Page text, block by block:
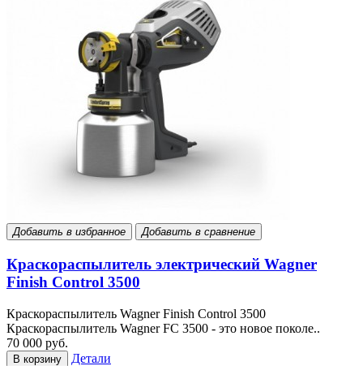
Добавить в избранное Добавить в сравнение
Краскораспылитель электрический Wagner
Finish Control 3500
Краскораспылитель Wagner Finish Control 3500
Краскораспылитель Wagner FC 3500 - это новое поколе..
70 000 руб.
В корзину Детали